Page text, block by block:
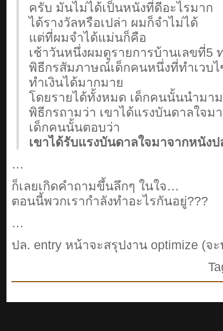
ครับ มันไม่ได้เป็นหนังที่ดีอะไรมาก
ได้รางวัลหรือเปล่า ผมก็จำไม่ได้
แต่ที่ผมจำได้แม่นก็คือ
เช้าวันหนึ่งผมดูรายการบ้านเลขที่5
พิธีกรสัมภาษณ์เด็กคนหนึ่งที่ทำเวบไ
ทำเงินได้มากมาย
โดยรายได้ทั้งหมด เด็กคนนั้นนำมา
พิธีกรถามว่า เขาได้แรงบันดาลใจม
เด็กคนนั้นตอบว่า
เขาได้รับแรงบันดาลใจมาจากหนัง
…
ก็เลยเกิดคำถามขึ้นลึกๆ ในใจ…
ตอนนี้พวกเรากำลังทำอะไรกันอยู่???
…
ปล. entry หน้าจะสรุปงาน optimize (จ